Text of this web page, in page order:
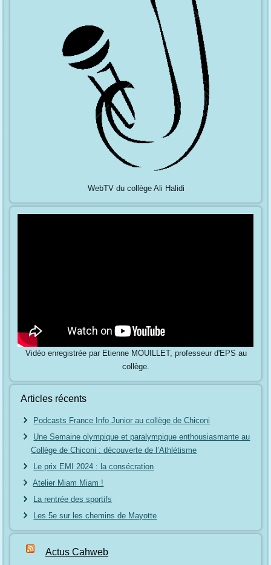
WebTV du collège Ali Halidi
Vidéo enregistrée par Etienne MOUILLET, professeur d'EPS au
collège.
Articles récents
Podcasts France Info Junior au collège de Chiconi
Une Semaine olympique et paralympique enthousiasmante au
Collège de Chiconi : découverte de l’Athlétisme
Le prix EMI 2024 : la consécration
Atelier Miam Miam !
La rentrée des sportifs
Les 5e sur les chemins de Mayotte
Actus Cahweb